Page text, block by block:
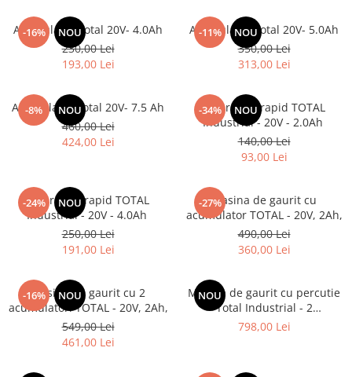
-16% NOU
Acumulator Total 20V- 4.0Ah
230,00 Lei
193,00 Lei
-11% NOU
Acumulator Total 20V- 5.0Ah
350,00 Lei
313,00 Lei
-8% NOU
Acumulator Total 20V- 7.5 Ah
460,00 Lei
424,00 Lei
-34% NOU
Incarcator rapid TOTAL
Industrial - 20V - 2.0Ah
140,00 Lei
93,00 Lei
-24% NOU
Incarcator rapid TOTAL
Industrial - 20V - 4.0Ah
250,00 Lei
191,00 Lei
-27%Masina de gaurit cu
acumulator TOTAL - 20V, 2Ah,
490,00 Lei
360,00 Lei
-16% NOU
Masina de gaurit cu 2
acumulatori TOTAL - 20V, 2Ah,
549,00 Lei
461,00 Lei
NOU
Masina de gaurit cu percutie
Total Industrial - 2
acumulatori, 20V, 2Ah + 50
798,00 Lei